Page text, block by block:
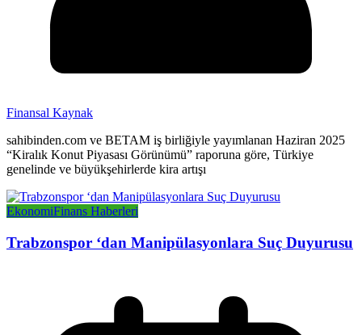
Finansal Kaynak
sahibinden.com ve BETAM iş birliğiyle yayımlanan Haziran 2025
“Kiralık Konut Piyasası Görünümü” raporuna göre, Türkiye
genelinde ve büyükşehirlerde kira artışı
EkonomiFinans Haberleri
Trabzonspor ‘dan Manipülasyonlara Suç Duyurusu